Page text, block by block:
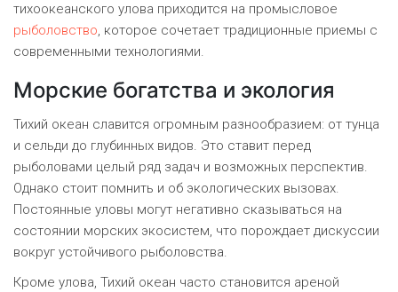
тихоокеанского улова приходится на промысловое
рыболовство, которое сочетает традиционные приемы с
современными технологиями.
Морские богатства и экология
Тихий океан славится огромным разнообразием: от тунца
и сельди до глубинных видов. Это ставит перед
рыболовами целый ряд задач и возможных перспектив.
Однако стоит помнить и об экологических вызовах.
Постоянные уловы могут негативно сказываться на
состоянии морских экосистем, что порождает дискуссии
вокруг устойчивого рыболовства.
Кроме улова, Тихий океан часто становится ареной